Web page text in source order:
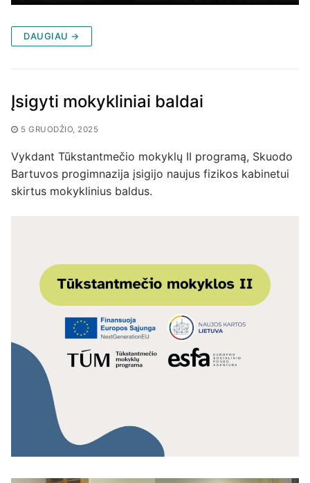
DAUGIAU →
Įsigyti mokykliniai baldai
5 GRUODŽIO, 2025
Vykdant Tūkstantmečio mokyklų II programą, Skuodo
Bartuvos progimnazija įsigijo naujus fizikos kabinetui
skirtus mokyklinius baldus.